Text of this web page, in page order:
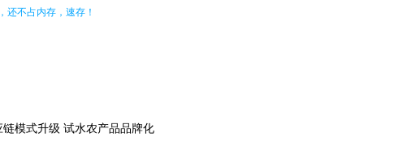
还不占内存，速存！
模式升级 试水农产品品牌化